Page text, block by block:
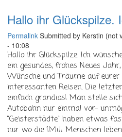
Hallo ihr Glückspilze.
Permalink Submitted by Kerstin (not
- 10:08
Hallo ihr Glückspilze. Ich
ein gesundes, frohes Neues
Wünsche und Träume auf
interessanten Reisen. Die
einfach grandios! Man stelle
Autobahn nur einmal vor-
"Geisterstädte" haben etwas
nur wo die 1Mill. Menschen